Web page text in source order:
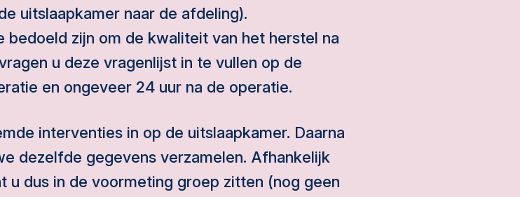
uitslaapkamer naar de afdeling).
bedoeld zijn om de kwaliteit van het herstel na
u deze vragenlijst in te vullen op de
en ongeveer 24 uur na de operatie.
interventies in op de uitslaapkamer. Daarna
dezelfde gegevens verzamelen. Afhankelijk
u dus in de voormeting groep zitten (nog geen